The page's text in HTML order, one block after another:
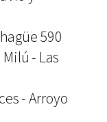
590
- Las
- Arroyo